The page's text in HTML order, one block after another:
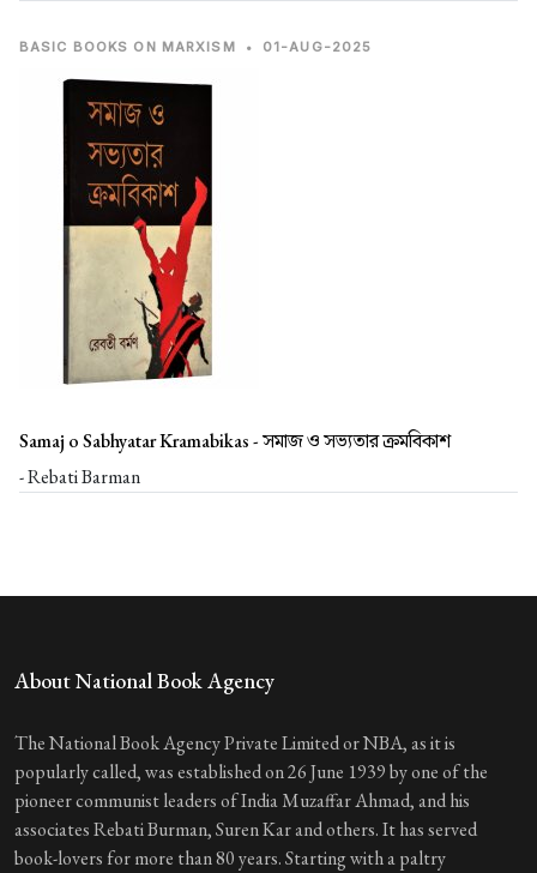
BASIC BOOKS ON MARXISM • 01-AUG-2025
Samaj o Sabhyatar Kramabikas -সমাজ ও সভ্যতার ক্রমবিকাশ
- Rebati Barman
About National Book Agency
The National Book Agency Private Limited or NBA, as it is
popularly called, was established on 26 June 1939 by one of the
pioneer communist leaders of India Muzaffar Ahmad, and his
associates Rebati Burman, Suren Kar and others. It has served
book-lovers for more than 80 years. Starting with a paltry